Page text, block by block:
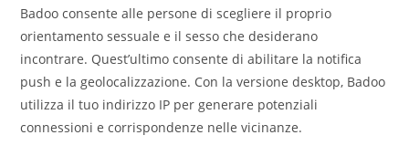
Badoo consente alle persone di scegliere il proprio
orientamento sessuale e il sesso che desiderano
incontrare. Quest’ultimo consente di abilitare la notifica
push e la geolocalizzazione. Con la versione desktop, Badoo
utilizza il tuo indirizzo IP per generare potenziali
connessioni e corrispondenze nelle vicinanze.